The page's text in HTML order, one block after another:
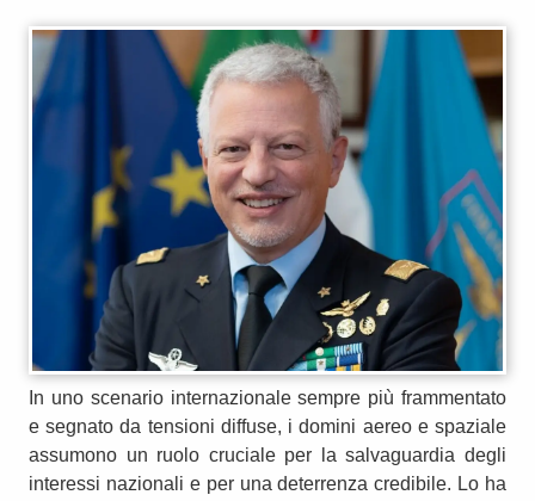
In uno scenario internazionale sempre più frammentato
e segnato da tensioni diffuse, i domini aereo e spaziale
assumono un ruolo cruciale per la salvaguardia degli
interessi nazionali e per una deterrenza credibile. Lo ha